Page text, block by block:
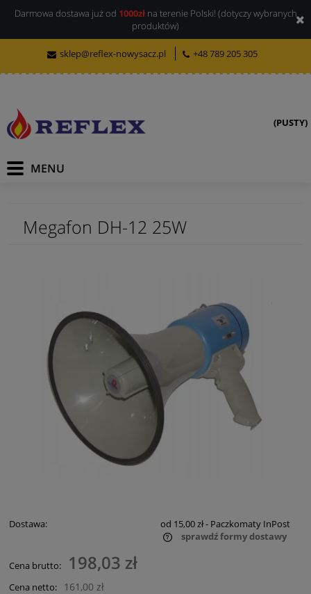
Darmowa dostawa już od 1000złna terenie Polski! (dotyczy wybranych
produktów)
sklep@reflex-nowysacz.pl +48 789 205 305
(PUSTY)
Megafon DH-12 25W
Dostawa: od 15,00 zł- Paczkomaty InPost
sprawdź formy dostawy
Cena brutto: 198,03 zł
Cena netto: 161,00 zł